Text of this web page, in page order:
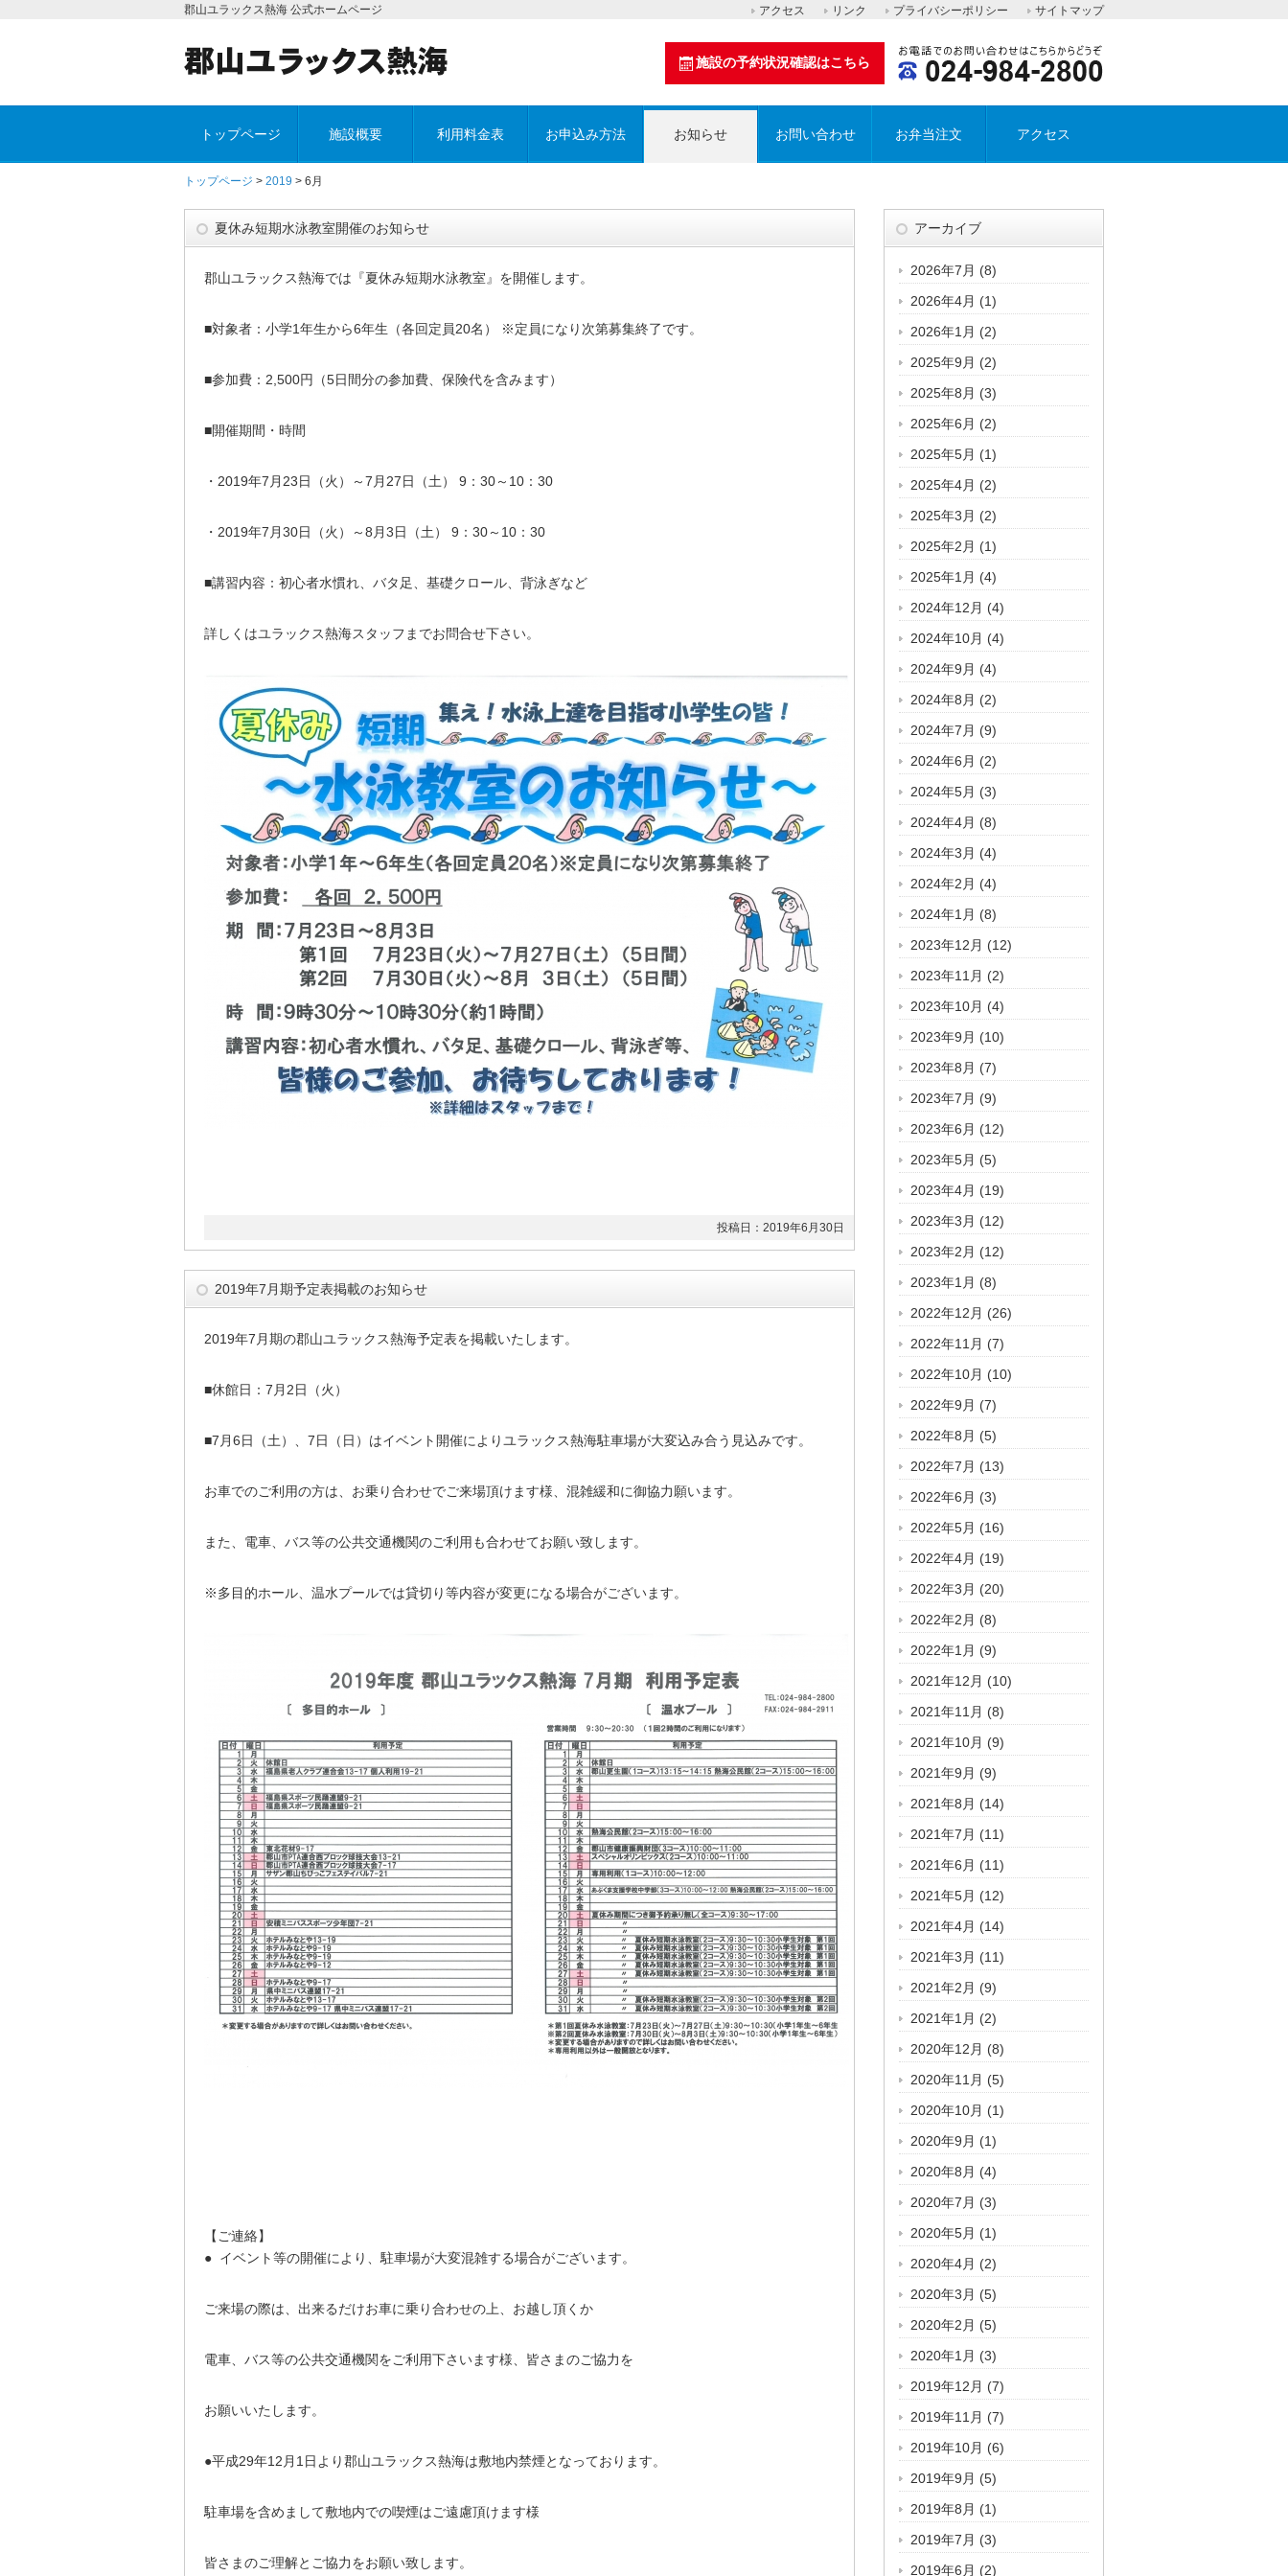
郡山ユラックス熱海 公式ホームページ アクセス リンク プライバシーポリシー サイトマップ
施設の予約状況確認はこちら
トップページ 施設概要 利用料金表 お申込み方法 お知らせ お問い合わせ お弁当注文 アクセス
トップページ > 2019 > 6月
夏休み短期水泳教室開催のお知らせ
郡山ユラックス熱海では『夏休み短期水泳教室』を開催します。
■対象者：小学1年生から6年生（各回定員20名） ※定員になり次第募集終了です。
■参加費：2,500円（5日間分の参加費、保険代を含みます）
■開催期間・時間
・2019年7月23日（火）～7月27日（土） 9：30～10：30
・2019年7月30日（火）～8月3日（土） 9：30～10：30
■講習内容：初心者水慣れ、バタ足、基礎クロール、背泳ぎなど
詳しくはユラックス熱海スタッフまでお問合せ下さい。
投稿日：2019年6月30日
2019年7月期予定表掲載のお知らせ
2019年7月期の郡山ユラックス熱海予定表を掲載いたします。
■休館日：7月2日（火）
■7月6日（土）、7日（日）はイベント開催によりユラックス熱海駐車場が大変込み合う見込みです。
お車でのご利用の方は、お乗り合わせでご来場頂けます様、混雑緩和に御協力願います。
また、電車、バス等の公共交通機関のご利用も合わせてお願い致します。
※多目的ホール、温水プールでは貸切り等内容が変更になる場合がございます。
【ご連絡】
● イベント等の開催により、駐車場が大変混雑する場合がございます。
ご来場の際は、出来るだけお車に乗り合わせの上、お越し頂くか
電車、バス等の公共交通機関をご利用下さいます様、皆さまのご協力を
お願いいたします。
●平成29年12月1日より郡山ユラックス熱海は敷地内禁煙となっております。
駐車場を含めまして敷地内での喫煙はご遠慮頂けます様
皆さまのご理解とご協力をお願い致します。
アーカイブ
2026年7月 (8)
2026年4月 (1)
2026年1月 (2)
2025年9月 (2)
2025年8月 (3)
2025年6月 (2)
2025年5月 (1)
2025年4月 (2)
2025年3月 (2)
2025年2月 (1)
2025年1月 (4)
2024年12月 (4)
2024年10月 (4)
2024年9月 (4)
2024年8月 (2)
2024年7月 (9)
2024年6月 (2)
2024年5月 (3)
2024年4月 (8)
2024年3月 (4)
2024年2月 (4)
2024年1月 (8)
2023年12月 (12)
2023年11月 (2)
2023年10月 (4)
2023年9月 (10)
2023年8月 (7)
2023年7月 (9)
2023年6月 (12)
2023年5月 (5)
2023年4月 (19)
2023年3月 (12)
2023年2月 (12)
2023年1月 (8)
2022年12月 (26)
2022年11月 (7)
2022年10月 (10)
2022年9月 (7)
2022年8月 (5)
2022年7月 (13)
2022年6月 (3)
2022年5月 (16)
2022年4月 (19)
2022年3月 (20)
2022年2月 (8)
2022年1月 (9)
2021年12月 (10)
2021年11月 (8)
2021年10月 (9)
2021年9月 (9)
2021年8月 (14)
2021年7月 (11)
2021年6月 (11)
2021年5月 (12)
2021年4月 (14)
2021年3月 (11)
2021年2月 (9)
2021年1月 (2)
2020年12月 (8)
2020年11月 (5)
2020年10月 (1)
2020年9月 (1)
2020年8月 (4)
2020年7月 (3)
2020年5月 (1)
2020年4月 (2)
2020年3月 (5)
2020年2月 (5)
2020年1月 (3)
2019年12月 (7)
2019年11月 (7)
2019年10月 (6)
2019年9月 (5)
2019年8月 (1)
2019年7月 (3)
2019年6月 (2)